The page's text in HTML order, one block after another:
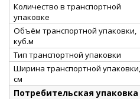
Количество в транспортной
упаковке
Объём транспортной упаковки,
куб.м
Тип транспортной упаковки
Ширина транспортной упаковки,
см
Потребительская упаковка